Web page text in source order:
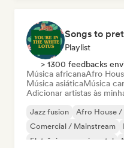
Playlist
> 1300 feedbacks
Música africanaAfro
Música asiáticaMúsica
Adicionar artistas às
Jazz fusion Afro House /
Comercial / Mainstream
Eletrônica experimental